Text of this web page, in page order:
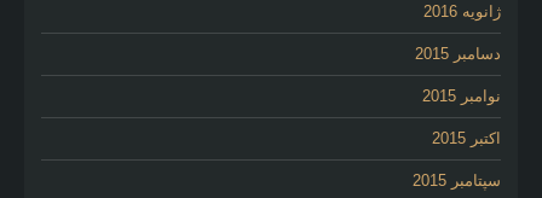
ژانویه 2016
دسامبر 2015
نوامبر 2015
اکتبر 2015
سپتامبر 2015